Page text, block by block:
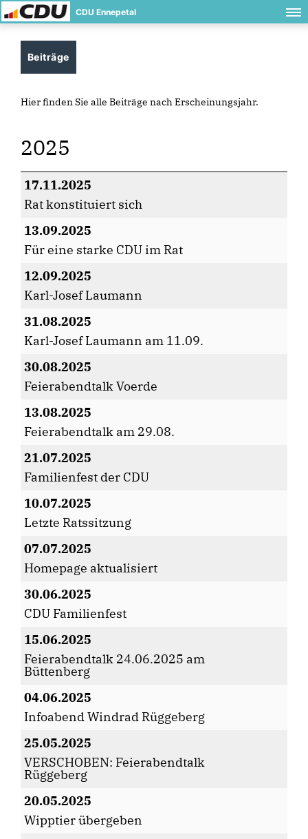
CDU Ennepetal
Beiträge
Hier finden Sie alle Beiträge nach Erscheinungsjahr.
2025
17.11.2025
Rat konstituiert sich
13.09.2025
Für eine starke CDU im Rat
12.09.2025
Karl-Josef Laumann
31.08.2025
Karl-Josef Laumann am 11.09.
30.08.2025
Feierabendtalk Voerde
13.08.2025
Feierabendtalk am 29.08.
21.07.2025
Familienfest der CDU
10.07.2025
Letzte Ratssitzung
07.07.2025
Homepage aktualisiert
30.06.2025
CDU Familienfest
15.06.2025
Feierabendtalk 24.06.2025 am
Büttenberg
04.06.2025
Infoabend Windrad Rüggeberg
25.05.2025
VERSCHOBEN: Feierabendtalk
Rüggeberg
20.05.2025
Wipptier übergeben